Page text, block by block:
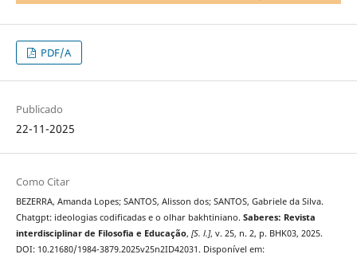
PDF/A
Publicado
22-11-2025
Como Citar
BEZERRA, Amanda Lopes; SANTOS, Alisson dos; SANTOS, Gabriele da Silva.
Chatgpt: ideologias codificadas e o olhar bakhtiniano. Saberes: Revista
interdisciplinar de Filosofia e Educação, [S. l.], v. 25, n. 2, p. BHK03, 2025.
DOI: 10.21680/1984-3879.2025v25n2ID42031. Disponível em: